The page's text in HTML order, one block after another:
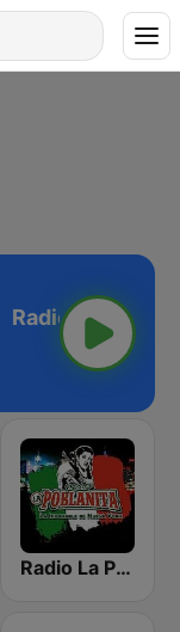
Radio La Poblanita